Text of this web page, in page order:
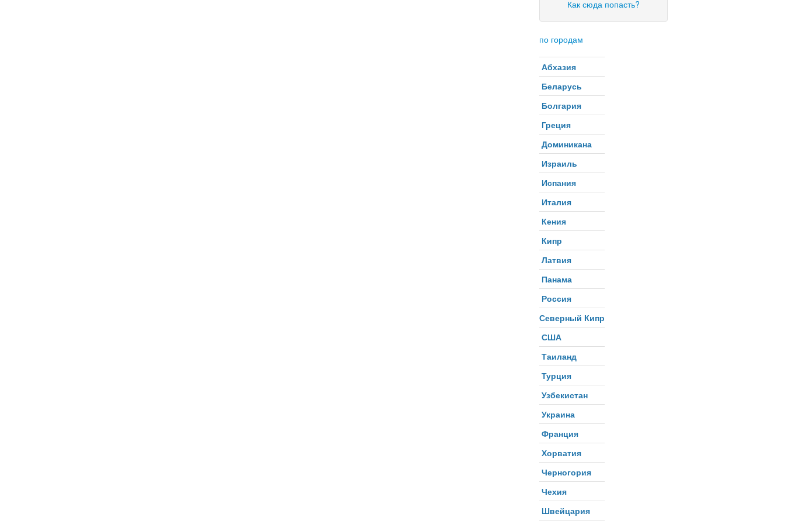
Как сюда попасть?
по городам
Абхазия
Беларусь
Болгария
Греция
Доминикана
Израиль
Испания
Италия
Кения
Кипр
Латвия
Панама
Россия
Северный Кипр
США
Таиланд
Турция
Узбекистан
Украина
Франция
Хорватия
Черногория
Чехия
Швейцария